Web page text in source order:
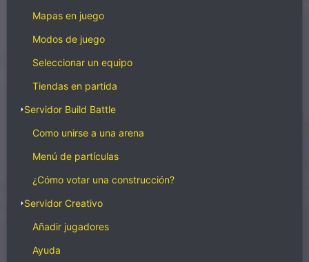
Mapas en juego
Modos de juego
Seleccionar un equipo
Tiendas en partida
Servidor Build Battle
Como unirse a una arena
Menú de partículas
¿Cómo votar una construcción?
Servidor Creativo
Añadir jugadores
Ayuda